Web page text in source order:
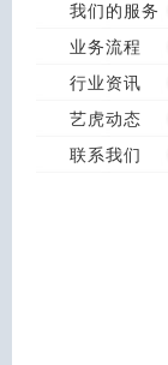
我们的服务
业务流程
行业资讯
艺虎动态
联系我们